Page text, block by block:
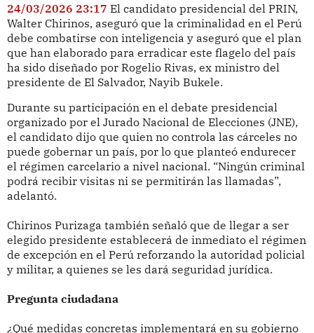
24/03/2026 23:17 El candidato presidencial del PRIN,
Walter Chirinos, aseguró que la criminalidad en el Perú
debe combatirse con inteligencia y aseguró que el plan
que han elaborado para erradicar este flagelo del país
ha sido diseñado por Rogelio Rivas, ex ministro del
presidente de El Salvador, Nayib Bukele.
Durante su participación en el debate presidencial
organizado por el Jurado Nacional de Elecciones (JNE),
el candidato dijo que quien no controla las cárceles no
puede gobernar un país, por lo que planteó endurecer
el régimen carcelario a nivel nacional. “Ningún criminal
podrá recibir visitas ni se permitirán las llamadas”,
adelantó.
Chirinos Purizaga también señaló que de llegar a ser
elegido presidente establecerá de inmediato el régimen
de excepción en el Perú reforzando la autoridad policial
y militar, a quienes se les dará seguridad jurídica.
Pregunta ciudadana
¿Qué medidas concretas implementará en su gobierno